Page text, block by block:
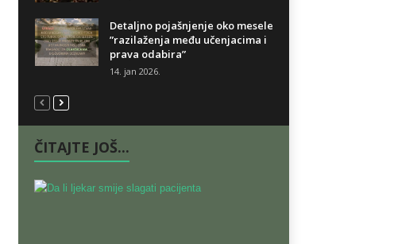
Detaljno pojašnjenje oko mesele
”razilaženja među učenjacima i
prava odabira”
14. jan 2026.
ČITAJTE JOŠ...